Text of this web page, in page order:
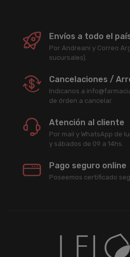
Envíos a todo el
Por Andreani y Correo
sucursales).
Cancelaciones /
Indicanos a
de órden a cancelar.
Atención al cliente
Por mail y WhatsApp de
y sábados de 09 a 14hs.
Pago seguro online
Poseemos certificado